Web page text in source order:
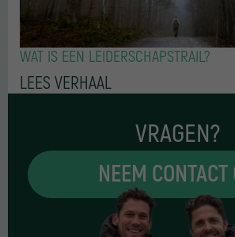
WAT IS EEN LEIDERSCHAPSTRAIL?
LEES VERHAAL
VRAGEN?
NEEM CONTACT